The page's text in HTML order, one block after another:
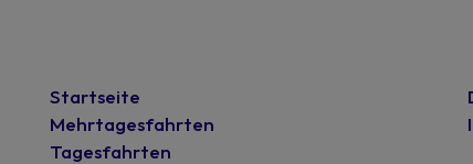
Startseite
Mehrtagesfahrten
Tagesfahrten